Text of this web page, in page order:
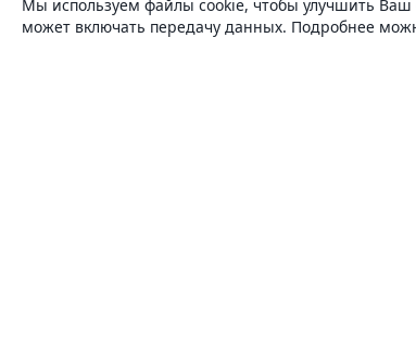
Мы используем файлы cookie, чтобы улучшить Ваш
может включать передачу данных. Подробнее